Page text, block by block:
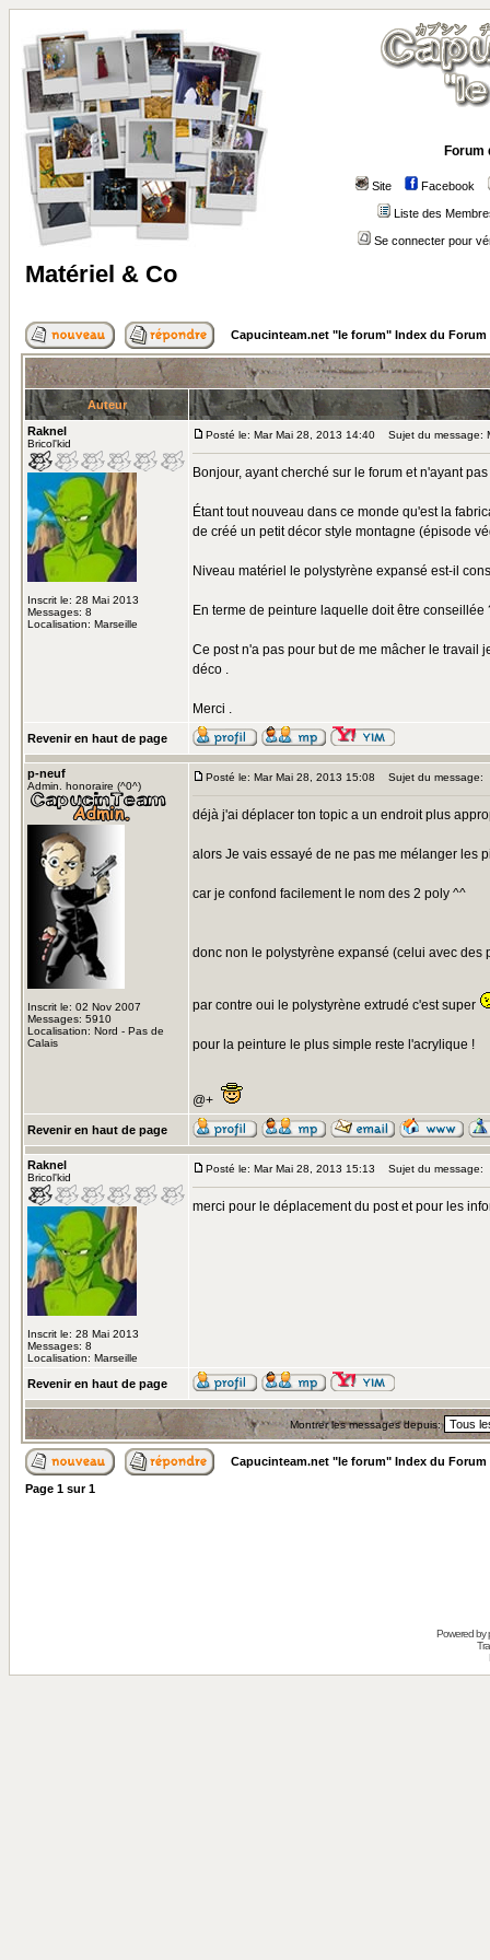
Forum
Site Facebook
Liste des
Se connecter pour
Matériel & Co
Capucinteam.net "le forum" Index du Forum
Auteur
Raknel
Bricol'kid
Inscrit le: 28 Mai 2013
Messages: 8
Localisation: Marseille
Posté le: Mar Mai 28, 2013 14:40 Sujet du message:
Bonjour, ayant cherché sur le forum et n'ayant
Étant tout nouveau dans ce monde qu'est la
de créé un petit décor style montagne (épisode
Niveau matériel le polystyrène expansé est-il
En terme de peinture laquelle doit être conseillée
Ce post n'a pas pour but de me mâcher le travail
déco .
Merci .
Revenir en haut de page
p-neuf
Admin. honoraire (^0^)
Inscrit le: 02 Nov 2007
Messages: 5910
Localisation: Nord - Pas de
Calais
Posté le: Mar Mai 28, 2013 15:08 Sujet du message:
déjà j'ai déplacer ton topic a un endroit plus
alors Je vais essayé de ne pas me mélanger les
car je confond facilement le nom des 2 poly ^^
donc non le polystyrène expansé (celui avec des
par contre oui le polystyrène extrudé c'est super
pour la peinture le plus simple reste l'acrylique !
@+
Revenir en haut de page
Raknel
Bricol'kid
Inscrit le: 28 Mai 2013
Messages: 8
Localisation: Marseille
Posté le: Mar Mai 28, 2013 15:13 Sujet du message:
merci pour le déplacement du post et pour les
Revenir en haut de page
Montrer les messages depuis:
Capucinteam.net "le forum" Index du Forum
Page 1 sur1
Powered by